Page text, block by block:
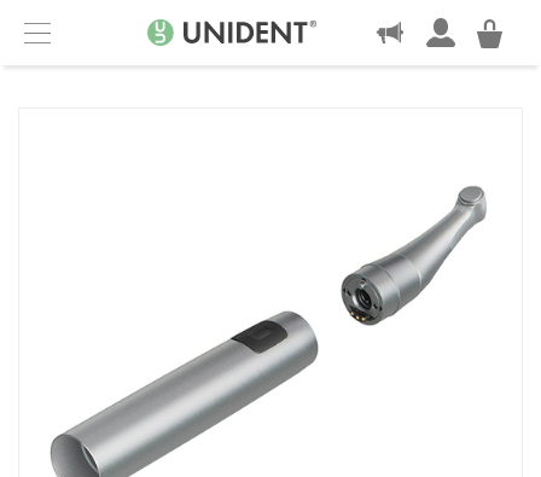
Menu
KONTAKT